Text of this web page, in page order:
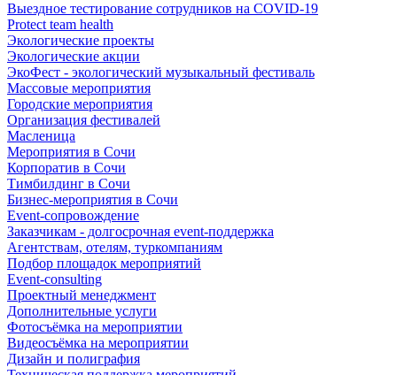
Выездное тестирование сотрудников на COVID-19
Protect team health
Экологические проекты
Экологические акции
ЭкоФест - экологический музыкальный фестиваль
Массовые мероприятия
Городские мероприятия
Организация фестивалей
Масленица
Мероприятия в Сочи
Корпоратив в Сочи
Тимбилдинг в Сочи
Бизнес-мероприятия в Сочи
Event-сопровождение
Заказчикам - долгосрочная event-поддержка
Агентствам, отелям, туркомпаниям
Подбор площадок мероприятий
Event-consulting
Проектный менеджмент
Дополнительные услуги
Фотосъёмка на мероприятии
Видеосъёмка на мероприятии
Дизайн и полиграфия